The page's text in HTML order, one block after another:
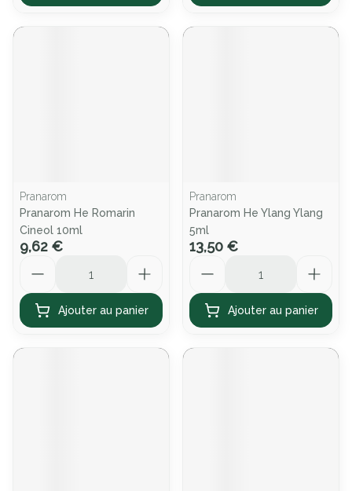
Pranarom
Pranarom He Romarin
Cineol 10ml
9,62 €
Ajouter au panier
Pranarom
Pranarom He Ylang Ylang
5ml
13,50 €
Ajouter au panier